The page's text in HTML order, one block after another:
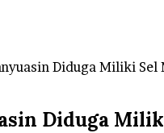
Diduga Miliki
Diduga